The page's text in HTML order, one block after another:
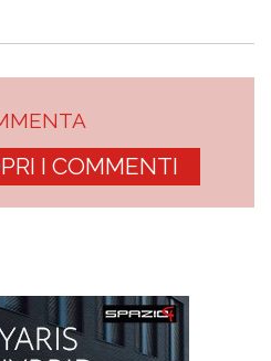
I COMMENTI